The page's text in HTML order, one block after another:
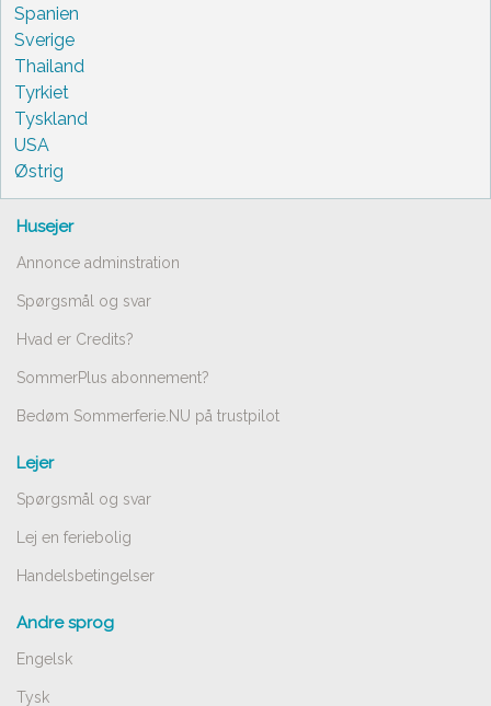
Spanien
Sverige
Thailand
Tyrkiet
Tyskland
USA
Østrig
Husejer
Annonce adminstration
Spørgsmål og svar
Hvad er Credits?
SommerPlus abonnement?
Bedøm Sommerferie.NU på trustpilot
Lejer
Spørgsmål og svar
Lej en feriebolig
Handelsbetingelser
Andre sprog
Engelsk
Tysk